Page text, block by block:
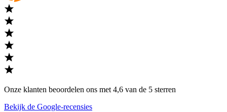
Onze klanten beoordelen ons met 4,6 van de 5 sterren
Bekijk de Google-recensies